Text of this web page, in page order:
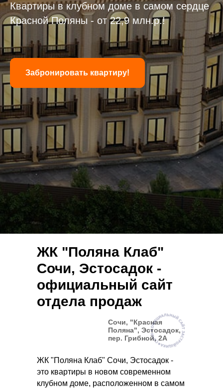
Квартиры в клубном доме в самом сердце
Красной Поляны - от 22,9 млн.р.!
Забронировать квартиру!
ЖК "Поляна Клаб"
Сочи, Эстосадок -
официальный сайт
отдела продаж
ЖК "Поляна Клаб" Сочи, Эстосадок -
это квартиры в новом современном
клубном доме, расположенном в самом
Сочи, "Красная
Поляна", Эстосадок,
пер. Грибной, 2А